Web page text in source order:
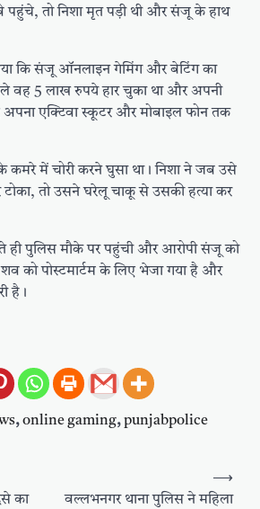
तो निशा मृत पड़ी थी और संजू के हाथ
कि संजू ऑनलाइन गेमिंग और बेटिंग का
वह 5 लाख रुपये हार चुका था और अपनी
एक्टिवा स्कूटर और मोबाइल फोन तक
कमरे में चोरी करने घुसा था। निशा ने जब उसे
टोका, तो उसने घरेलू चाकू से उसकी हत्या कर
ही पुलिस मौके पर पहुंची और आरोपी संजू को
शव को पोस्टमार्टम के लिए भेजा गया है और
है।
,online gaming,punjabpolice
का
वल्लभनगर थाना पुलिस ने महिला
⟶